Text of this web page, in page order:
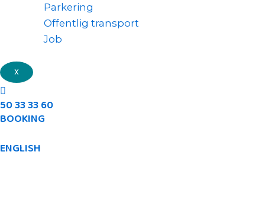
Parkering
Offentlig transport
Job
X
50 33 33 60
BOOKING
ENGLISH